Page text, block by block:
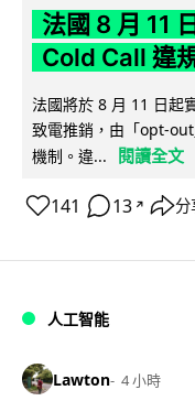
法國 8 月 11
Cold Call 違
法國將於 8 月 11 日起
致電推銷，由「opt-
機制。違...
閱讀全文
141 13 ↗ 分
人工智能
Lawton 4 小時